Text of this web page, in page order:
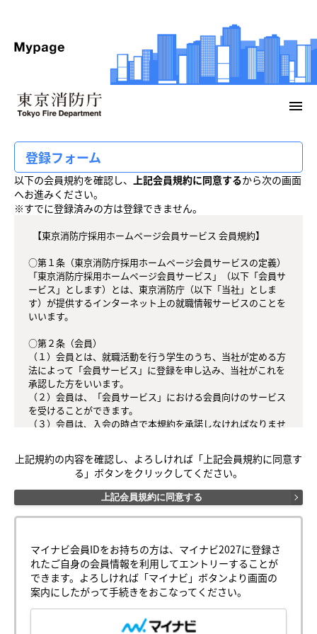
menu
登録フォーム
以下の会員規約を確認し、 上記会員規約に同意するから次の画面
へお進みください。
※すでに登録済みの方は登録できません。
○第１条（東京消防庁採用ホームページ会員サービスの定義）
「東京消防庁採用ホームページ会員サービス」（以下「会員サ
ービス」とします）とは、東京消防庁（以下「当社」としま
す）が提供するインターネット上の就職情報サービスのことを
いいます。
○第２条（会員）
（１）会員とは、就職活動を行う学生のうち、当社が定める方
法によって「会員サービス」に登録を申し込み、当社がこれを
承認した方をいいます。
（２）会員は、「会員サービス」における会員向けのサービス
を受けることができます。
（３）会員は、入会の時点で本規約を承諾しなければなりませ
○第３条（会員ＩＤ番号とパスワード）
（１）会員は、会員ＩＤ番号を付与され、パスワードを登録す
るものとします。ただし、第５条に抵触すると当社が判断した
場合は、会員ＩＤ番号を付与されないことがあります。
しくは貸与してはなりません。
（３）会員の会員ＩＤ番号及びパスワードの管理および使用は
会員の責任とし、これらの使用上の過誤または第三者による不
正使用等については、当社は一切の責任を負わないものとしま
す。
○第４条（会員サービス）
上記規約の内容を確認し、よろしければ「上記会員規約に同意す
る」ボタンをクリックしてください。
上記会員規約に同意する
マイナビ会員IDをお持ちの方は、マイナビ2027に登録さ
れたご自身の会員情報を利用してエントリーすることが
できます。よろしければ「マイナビ」ボタンより画面の
案内にしたがって手続きをおこなってください。